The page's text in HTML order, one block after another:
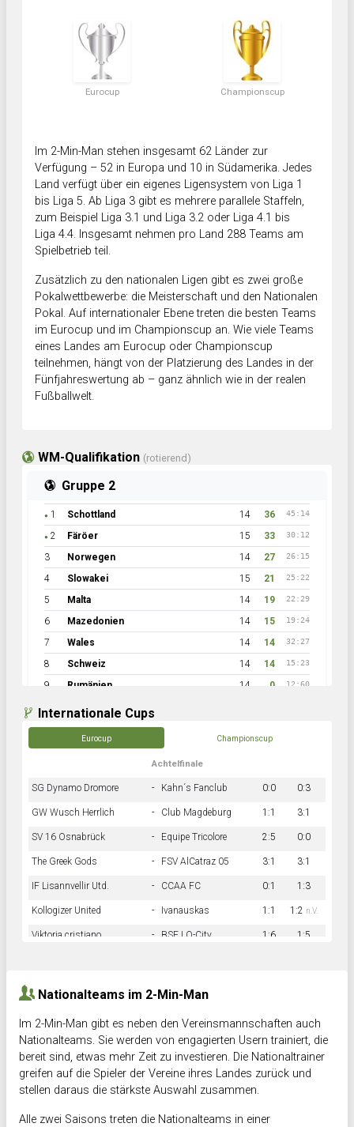
Eurocup Championscup
Im 2-Min-Man stehen insgesamt 62 Länder zur
Verfügung – 52 in Europa und 10 in Südamerika. Jedes
Land verfügt über ein eigenes Ligensystem von Liga 1
bis Liga 5. Ab Liga 3 gibt es mehrere parallele Staffeln,
zum Beispiel Liga 3.1 und Liga 3.2 oder Liga 4.1 bis
Liga 4.4. Insgesamt nehmen pro Land 288 Teams am
Spielbetrieb teil.
Zusätzlich zu den nationalen Ligen gibt es zwei große
Pokalwettbewerbe: die Meisterschaft und den Nationalen
Pokal. Auf internationaler Ebene treten die besten Teams
im Eurocup und im Championscup an. Wie viele Teams
eines Landes am Eurocup oder Championscup
teilnehmen, hängt von der Platzierung des Landes in der
Fünfjahreswertung ab – ganz ähnlich wie in der realen
Fußballwelt.
WM-Qualifikation (rotierend)
Gruppe 2
● 1 Schottland 14 36 45:14
● 2 Färöer 15 33 30:12
3 Norwegen 14 27 26:15
4 Slowakei 15 21 25:22
5 Malta 14 19 22:29
6 Mazedonien 14 15 19:24
7 Wales 14 14 32:27
8 Schweiz 14 14 15:23
9 Rumänien 14 0 12:60
Internationale Cups
Eurocup Championscup
Achtelfinale
SG Dynamo Dromore - Kahn´s Fanclub 0:0 0:3
GW Wusch Herrlich - Club Magdeburg 1:1 3:1
SV 16 Osnabrück - Equipe Tricolore 2:5 0:0
The Greek Gods - FSV AlCatraz 05 3:1 3:1
IF Lisannvellir Utd. - CCAA FC 0:1 1:3
Kollogizer United - Ivanauskas 1:1 1:2 n.V.
Viktoria cristiano - BSF LO-City 1:6 1:5
Nationalteams im 2-Min-Man
Im 2-Min-Man gibt es neben den Vereinsmannschaften auch
Nationalteams. Sie werden von engagierten Usern trainiert, die
bereit sind, etwas mehr Zeit zu investieren. Die Nationaltrainer
greifen auf die Spieler der Vereine ihres Landes zurück und
stellen daraus die stärkste Auswahl zusammen.
Alle zwei Saisons treten die Nationalteams in einer